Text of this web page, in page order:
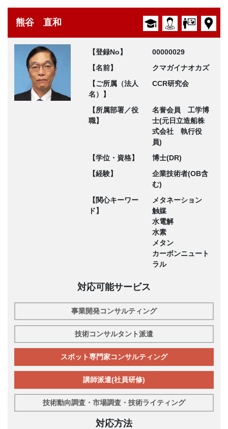
熊谷 直和
【登録No】
00000029
【名前】
クマガイナオカズ
【ご所属（法人
名）】
CCR研究会
【所属部署／役
職】
名誉会員 工学博
士(元日立造船株
式会社 執行役
員)
【学位・資格】
博士(DR)
【経験】
企業技術者(OB含
む)
【関心キーワー
ド】
メタネーション
触媒
水電解
水素
メタン
カーボンニュート
ラル
対応可能サービス
事業開発コンサルティング
技術コンサルタント派遣
スポット専門家コンサルティング
講師派遣(社員研修)
技術動向調査・市場調査・技術ライティング
対応方法